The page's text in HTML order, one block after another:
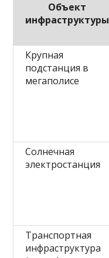
Объект
инфраструктуры
Крупная
подстанция в
мегаполисе
Солнечная
электростанция
Транспортная
инфраструктура